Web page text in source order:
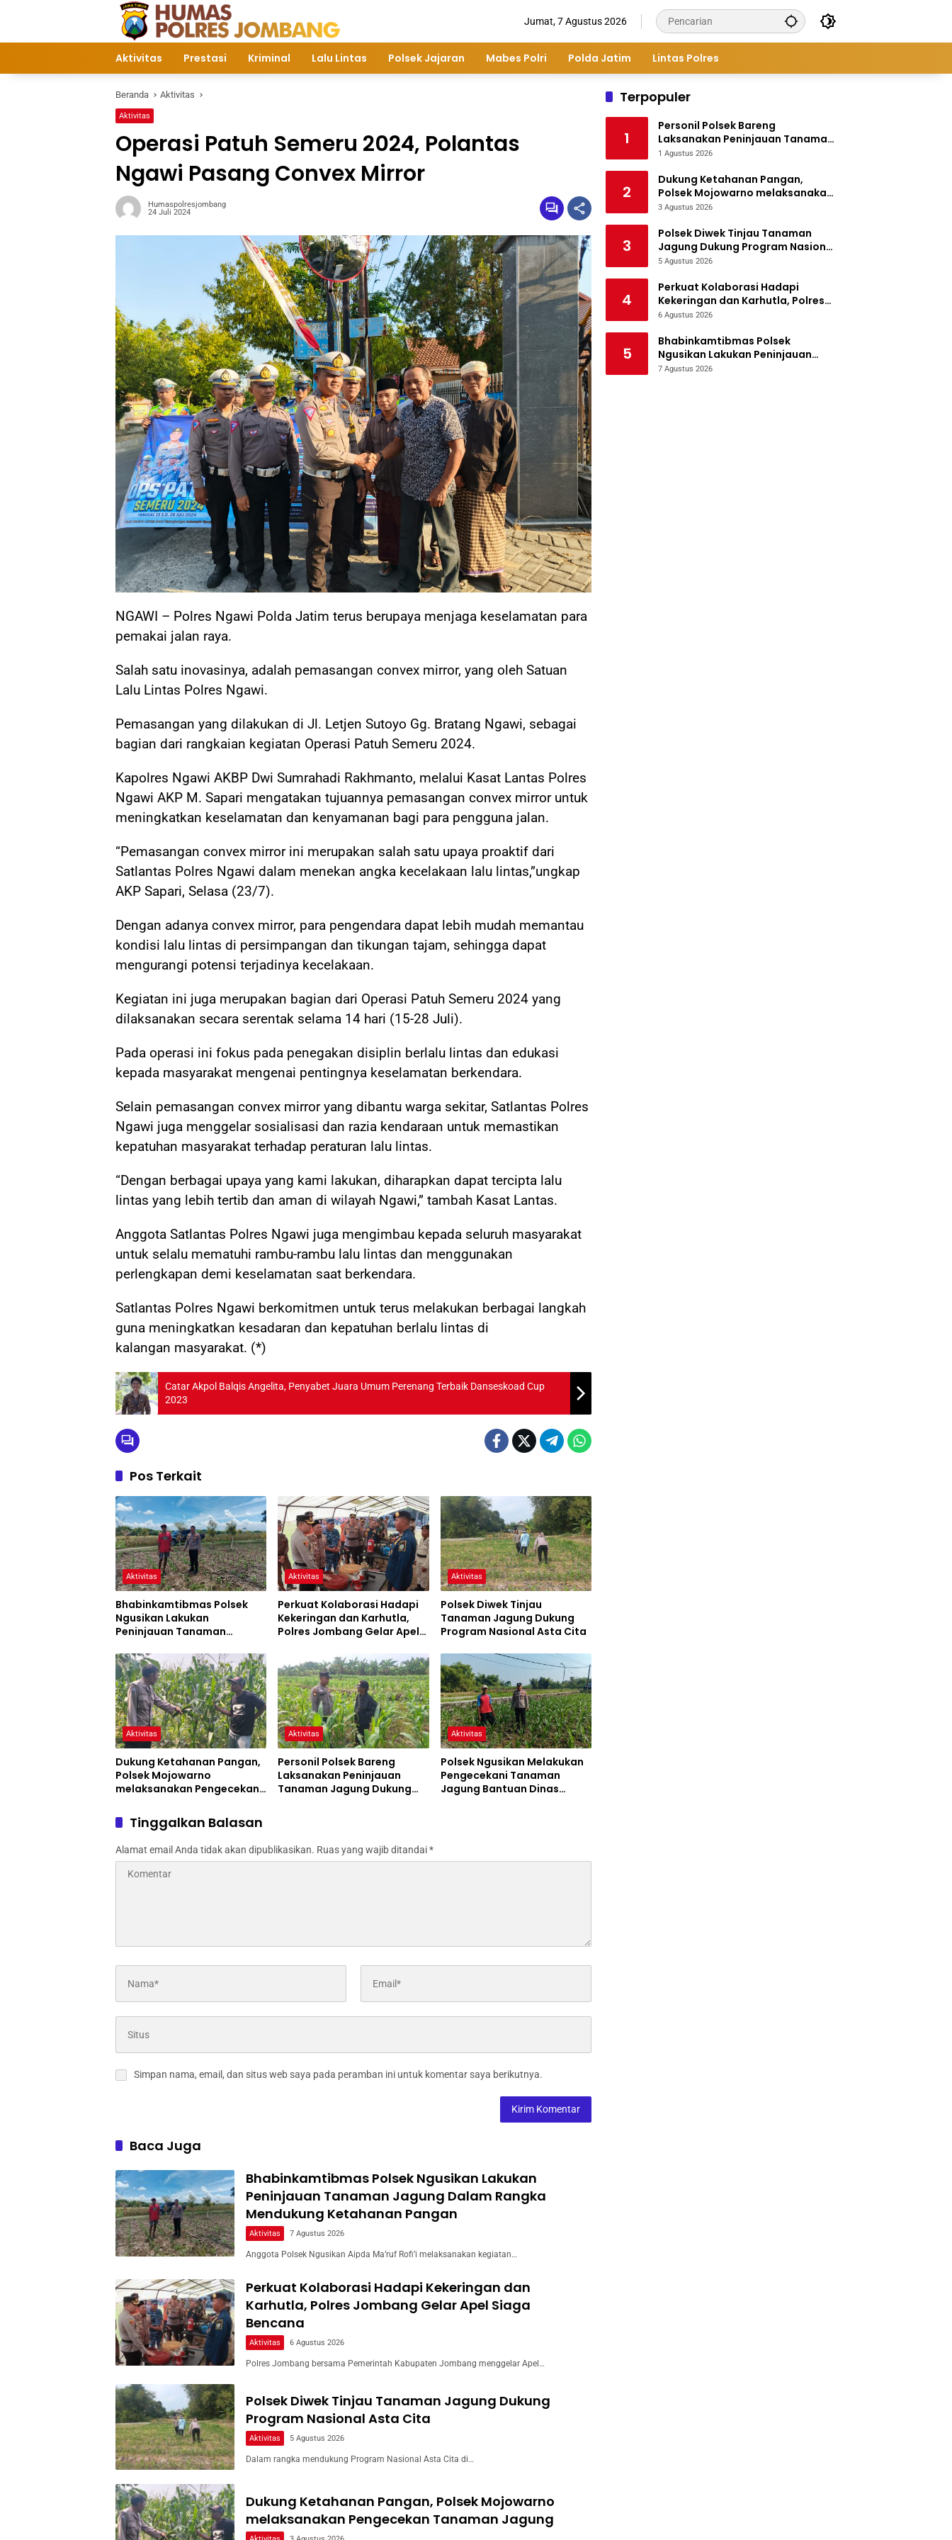
Jumat, 7 Agustus 2026
Aktivitas Prestasi Kriminal Lalu Lintas Polsek Jajaran Mabes Polri Polda Jatim Lintas Polres
Beranda Aktivitas
Aktivitas
Operasi Patuh Semeru 2024, Polantas
Ngawi Pasang Convex Mirror
Humaspolresjombang
24 Juli 2024
NGAWI – Polres Ngawi Polda Jatim terus berupaya menjaga keselamatan para
pemakai jalan raya.
Salah satu inovasinya, adalah pemasangan convex mirror, yang oleh Satuan
Lalu Lintas Polres Ngawi.
Pemasangan yang dilakukan di Jl. Letjen Sutoyo Gg. Bratang Ngawi, sebagai
bagian dari rangkaian kegiatan Operasi Patuh Semeru 2024.
Kapolres Ngawi AKBP Dwi Sumrahadi Rakhmanto, melalui Kasat Lantas Polres
Ngawi AKP M. Sapari mengatakan tujuannya pemasangan convex mirror untuk
meningkatkan keselamatan dan kenyamanan bagi para pengguna jalan.
“Pemasangan convex mirror ini merupakan salah satu upaya proaktif dari
Satlantas Polres Ngawi dalam menekan angka kecelakaan lalu lintas,”ungkap
AKP Sapari, Selasa (23/7).
Dengan adanya convex mirror, para pengendara dapat lebih mudah memantau
kondisi lalu lintas di persimpangan dan tikungan tajam, sehingga dapat
mengurangi potensi terjadinya kecelakaan.
Kegiatan ini juga merupakan bagian dari Operasi Patuh Semeru 2024 yang
dilaksanakan secara serentak selama 14 hari (15-28 Juli).
Pada operasi ini fokus pada penegakan disiplin berlalu lintas dan edukasi
kepada masyarakat mengenai pentingnya keselamatan berkendara.
Selain pemasangan convex mirror yang dibantu warga sekitar, Satlantas Polres
Ngawi juga menggelar sosialisasi dan razia kendaraan untuk memastikan
kepatuhan masyarakat terhadap peraturan lalu lintas.
“Dengan berbagai upaya yang kami lakukan, diharapkan dapat tercipta lalu
lintas yang lebih tertib dan aman di wilayah Ngawi,” tambah Kasat Lantas.
Anggota Satlantas Polres Ngawi juga mengimbau kepada seluruh masyarakat
untuk selalu mematuhi rambu-rambu lalu lintas dan menggunakan
perlengkapan demi keselamatan saat berkendara.
Satlantas Polres Ngawi berkomitmen untuk terus melakukan berbagai langkah
guna meningkatkan kesadaran dan kepatuhan berlalu lintas di
kalangan masyarakat. (*)
Catar Akpol Balqis Angelita, Penyabet Juara Umum Perenang Terbaik Danseskoad Cup
2023
Pos Terkait
Aktivitas
Bhabinkamtibmas Polsek
Ngusikan Lakukan
Peninjauan Tanaman
Mendukung Ketahanan
Pangan
Aktivitas
Perkuat Kolaborasi Hadapi
Kekeringan dan Karhutla,
Polres Jombang Gelar Apel
Aktivitas
Polsek Diwek Tinjau
Tanaman Jagung Dukung
Program Nasional Asta Cita
Aktivitas
Dukung Ketahanan Pangan,
Polsek Mojowarno
melaksanakan Pengecekan
Aktivitas
Personil Polsek Bareng
Laksanakan Peninjauan
Tanaman Jagung Dukung
Aktivitas
Polsek Ngusikan Melakukan
Pengecekani Tanaman
Jagung Bantuan Dinas
Tinggalkan Balasan
Alamat email Anda tidak akan dipublikasikan. Ruas yang wajib ditandai*
Simpan nama, email, dan situs web saya pada peramban ini untuk komentar saya berikutnya.
Baca Juga
Bhabinkamtibmas Polsek Ngusikan Lakukan
Peninjauan Tanaman Jagung Dalam Rangka
Mendukung Ketahanan Pangan
Aktivitas 7 Agustus 2026
Anggota Polsek Ngusikan Aipda Ma’ruf Rofi’i melaksanakan kegiatan…
Perkuat Kolaborasi Hadapi Kekeringan dan
Karhutla, Polres Jombang Gelar Apel Siaga
Bencana
Aktivitas 6 Agustus 2026
Polres Jombang bersama Pemerintah Kabupaten Jombang menggelar Apel…
Polsek Diwek Tinjau Tanaman Jagung Dukung
Program Nasional Asta Cita
Aktivitas 5 Agustus 2026
Dalam rangka mendukung Program Nasional Asta Cita di…
Dukung Ketahanan Pangan, Polsek Mojowarno
melaksanakan Pengecekan Tanaman Jagung
Terpopuler
1
Personil Polsek Bareng
Laksanakan Peninjauan Tanaman
Jagung Dukung Program
1 Agustus 2026
2
Dukung Ketahanan Pangan,
Polsek Mojowarno melaksanakan
Pengecekan Tanaman Jagung
3 Agustus 2026
3
Polsek Diwek Tinjau Tanaman
Jagung Dukung Program Nasional
Asta Cita
5 Agustus 2026
4
Perkuat Kolaborasi Hadapi
Kekeringan dan Karhutla, Polres
Jombang Gelar Apel Siaga
6 Agustus 2026
5
Bhabinkamtibmas Polsek
Ngusikan Lakukan Peninjauan
Tanaman Jagung Dalam Rangka
7 Agustus 2026